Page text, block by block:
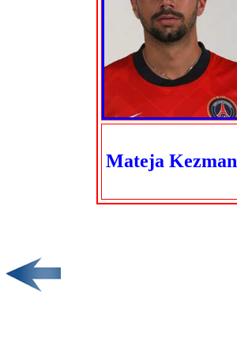
Mateja Kezman